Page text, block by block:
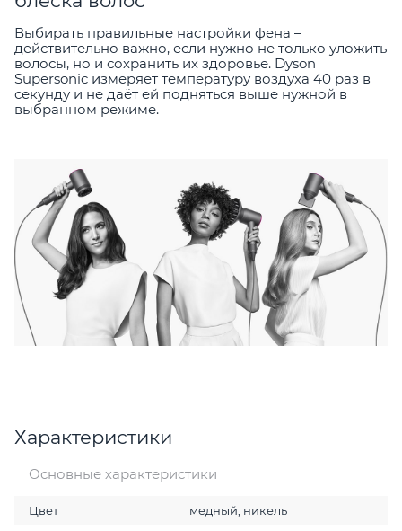
Выбирать правильные настройки фена –
действительно важно, если нужно не только уложить
волосы, но и сохранить их здоровье. Dyson
Supersonic измеряет температуру воздуха 40 раз в
секунду и не даёт ей подняться выше нужной в
выбранном режиме.
Характеристики
Основные характеристики
Цвет медный, никель